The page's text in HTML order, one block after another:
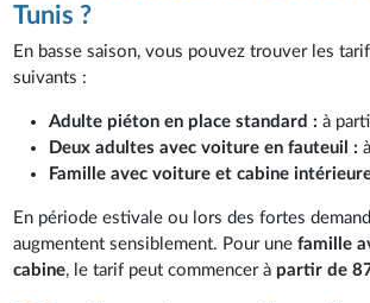
Tunis ?
En basse saison, vous pouvez trouver les
suivants :
Adulte piéton en place standard : à
Deux adultes avec voiture en fauteuil :
Famille avec voiture et cabine
En période estivale ou lors des fortes
augmentent sensiblement. Pour unefamille
cabine, le tarif peut commencer à partir de